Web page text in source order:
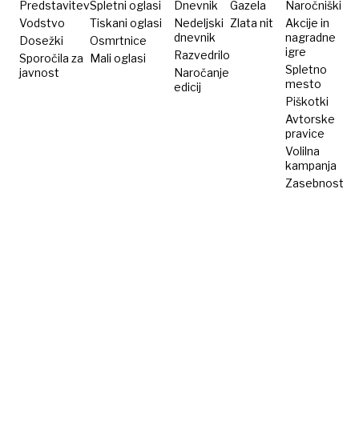
Predstavitev
Vodstvo
Dosežki
Sporočila za
javnost
Spletni oglasi
Tiskani oglasi
Osmrtnice
Mali oglasi
Dnevnik
Nedeljski
dnevnik
Razvedrilo
Naročanje
edicij
Gazela
Zlata nit
Naročniški
Akcije in
nagradne
igre
Spletno
mesto
Piškotki
Avtorske
pravice
Volilna
kampanja
Zasebnost